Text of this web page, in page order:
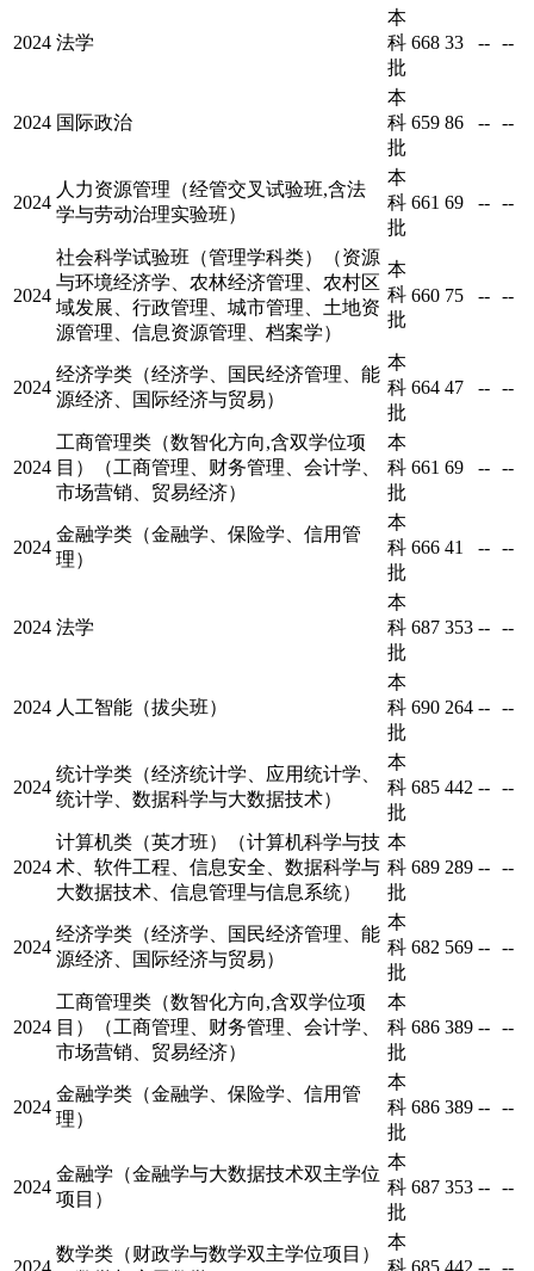
2024 法学
本
科
批
668 33 -- --
2024 国际政治
本
科
批
659 86 -- --
2024
人力资源管理（经管交叉试验班,含法
学与劳动治理实验班）
本
科
批
661 69 -- --
2024
社会科学试验班（管理学科类）（资源
与环境经济学、农林经济管理、农村区
域发展、行政管理、城市管理、土地资
源管理、信息资源管理、档案学）
本
科
批
660 75 -- --
2024
经济学类（经济学、国民经济管理、能
源经济、国际经济与贸易）
本
科
批
664 47 -- --
2024
工商管理类（数智化方向,含双学位项
目）（工商管理、财务管理、会计学、
市场营销、贸易经济）
本
科
批
661 69 -- --
2024
金融学类（金融学、保险学、信用管
理）
本
科
批
666 41 -- --
2024 法学
本
科
批
687 353 -- --
2024 人工智能（拔尖班）
本
科
批
690 264 -- --
2024
统计学类（经济统计学、应用统计学、
统计学、数据科学与大数据技术）
本
科
批
685 442 -- --
2024
计算机类（英才班）（计算机科学与技
术、软件工程、信息安全、数据科学与
大数据技术、信息管理与信息系统）
本
科
批
689 289 -- --
2024
经济学类（经济学、国民经济管理、能
源经济、国际经济与贸易）
本
科
批
682 569 -- --
2024
工商管理类（数智化方向,含双学位项
目）（工商管理、财务管理、会计学、
市场营销、贸易经济）
本
科
批
686 389 -- --
2024
金融学类（金融学、保险学、信用管
理）
本
科
批
686 389 -- --
2024
金融学（金融学与大数据技术双主学位
项目）
本
科
批
687 353 -- --
数学类（财政学与数学双主学位项目）
本